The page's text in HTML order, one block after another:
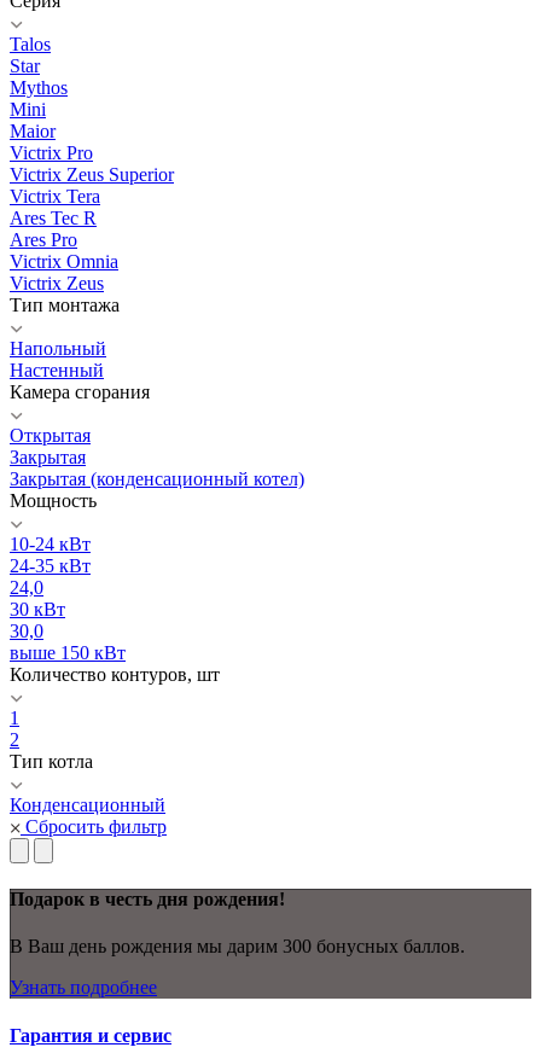
Talos
Star
Mythos
Mini
Maior
Victrix Pro
Victrix Zeus Superior
Victrix Tera
Ares Tec R
Ares Pro
Victrix Omnia
Victrix Zeus
Тип монтажа
Напольный
Настенный
Камера сгорания
Открытая
Закрытая
Закрытая (конденсационный котел)
Мощность
10-24 кВт
24-35 кВт
24,0
30 кВт
30,0
выше 150 кВт
Количество контуров, шт
1
2
Тип котла
Конденсационный
Сбросить фильтр
Подарок в честь дня рождения!
В Ваш день рождения мы дарим 300 бонусных баллов.
Узнать подробнее
Гарантия и сервис